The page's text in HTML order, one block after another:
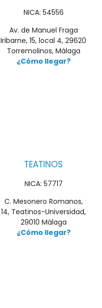
NICA: 54556
Av. de Manuel Fraga
Iribarne, 15, local 4, 29620
Torremolinos, Málaga
¿Cómo llegar?
TEATINOS
NICA: 57717
C. Mesonero Romanos,
14, Teatinos-Universidad,
29010 Málaga
¿Cómo llegar?